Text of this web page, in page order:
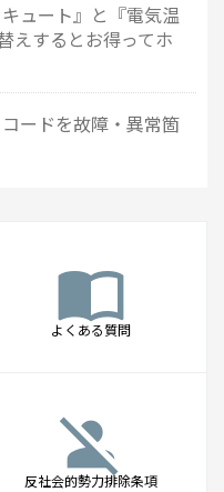
ュート』と『電気温
えするとお得ってホ
ードを故障・異常箇
import_contacts
よくある質問
person_off
反社会的勢力排除条項